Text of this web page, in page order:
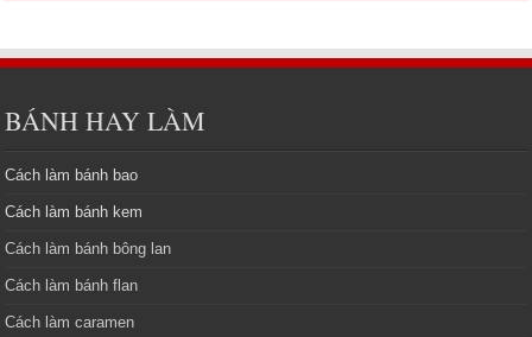
BÁNH HAY LÀM
Cách làm bánh bao
Cách làm bánh kem
Cách làm bánh bông lan
Cách làm bánh flan
Cách làm caramen